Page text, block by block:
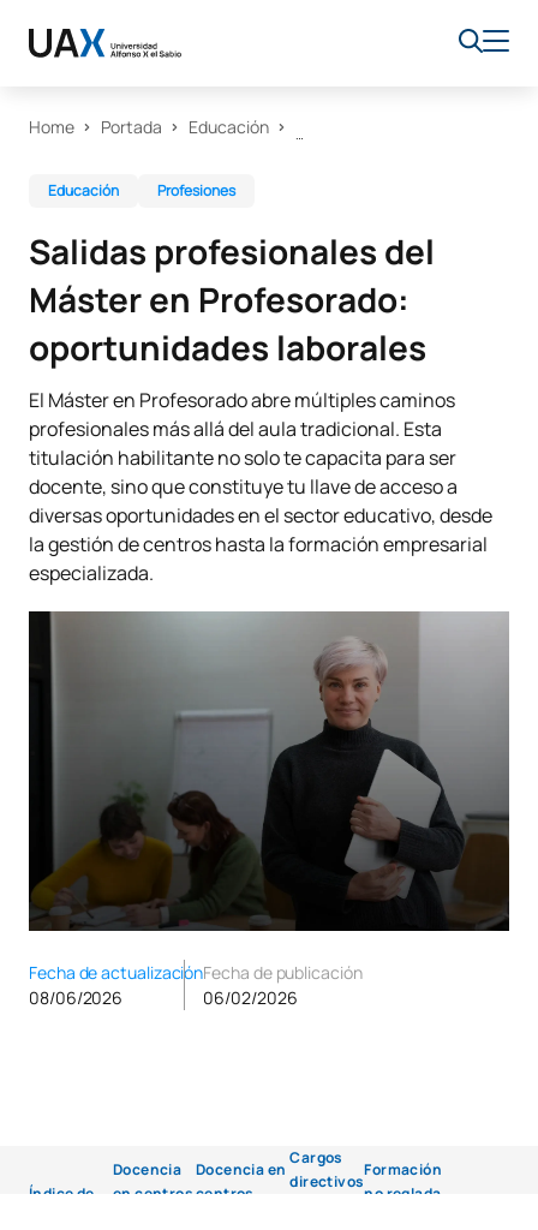
Home Portada Educación
Educación Profesiones
Salidas profesionales del
Máster en Profesorado:
oportunidades laborales
El Máster en Profesorado abre múltiples caminos
profesionales más allá del aula tradicional. Esta
titulación habilitante no solo te capacita para ser
docente, sino que constituye tu llave de acceso a
diversas oportunidades en el sector educativo, desde
la gestión de centros hasta la formación empresarial
especializada.
Fecha de actualización
08/06/2026
Fecha de publicación
06/02/2026
Índice de
Docencia
en centros
Docencia en
centros
Cargos
directivos
Formación
no reglada